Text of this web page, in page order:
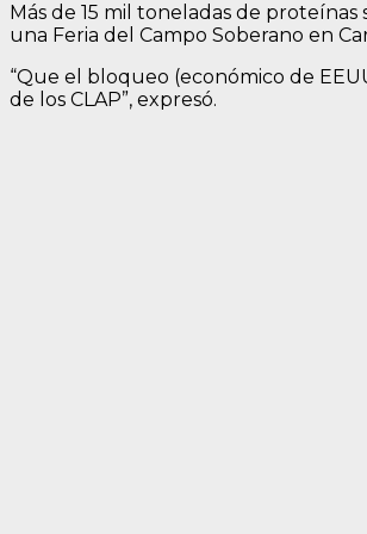
Más de 15 mil toneladas de
una Feria del Campo Soberano en
“Que el bloqueo (económico de
de los CLAP”, expresó.